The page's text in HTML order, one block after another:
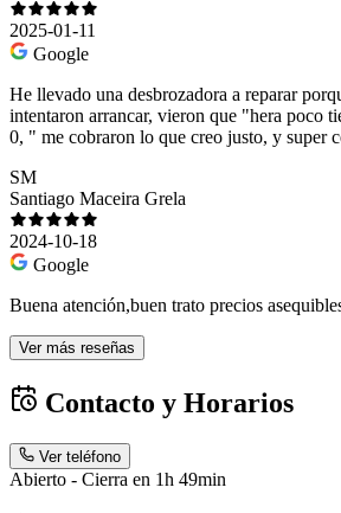
2025-01-11
Google
He llevado una desbrozadora a reparar
intentaron arrancar, vieron que "hera poco
0, " me cobraron lo que creo justo, y super
SM
Santiago Maceira Grela
2024-10-18
Google
Buena atención,buen trato precios
Ver más reseñas
Contacto y Horarios
Ver teléfono
Abierto - Cierra en 1h 49min